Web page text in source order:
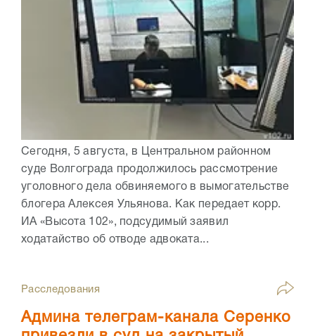
Сегодня, 5 августа, в Центральном районном
суде Волгограда продолжилось рассмотрение
уголовного дела обвиняемого в вымогательстве
блогера Алексея Ульянова. Как передает корр.
ИА «Высота 102», подсудимый заявил
ходатайство об отводе адвоката...
Расследования
Админа телеграм-канала Серенко